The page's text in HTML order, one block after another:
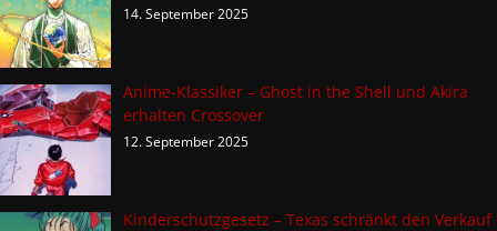
14. September 2025
Anime-Klassiker – Ghost in the Shell und Akira
erhalten Crossover
12. September 2025
Kinderschutzgesetz – Texas schränkt den Verkauf